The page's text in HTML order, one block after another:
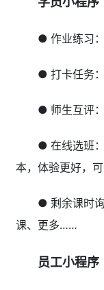
● 作业练习
● 打卡任务
● 师生互评
● 在线选班
本，体验更好，
● 剩余课时
课、更多……
员工小程序